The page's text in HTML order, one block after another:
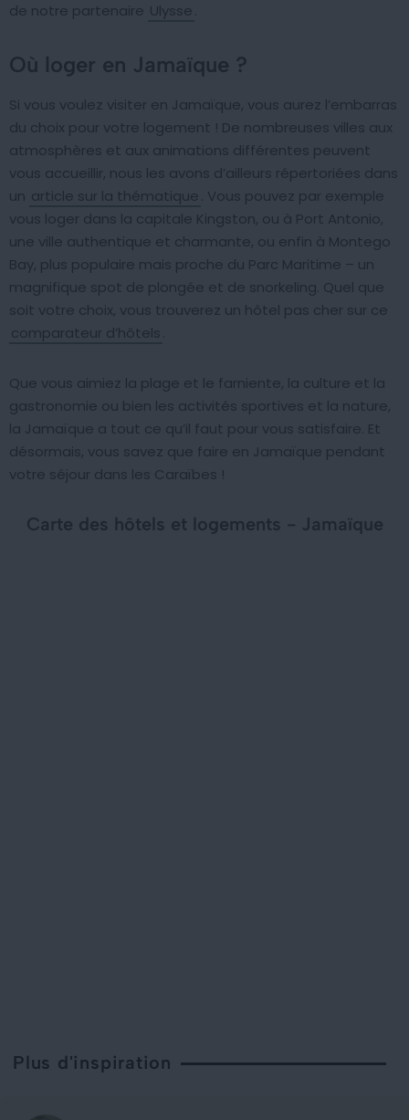
de notre partenaire Ulysse
Où loger en Jamaïque ?
Si vous voulez visiter en Jamaïque, vous aurez l’embarras
du choix pour votre logement ! De nombreuses villes aux
atmosphères et aux animations différentes peuvent
vous accueillir, nous les avons d’ailleurs répertoriées dans
un article sur la thématique . Vous pouvez par exemple
vous loger dans la capitale Kingston, ou à Port Antonio,
une ville authentique et charmante, ou enfin à Montego
Bay, plus populaire mais proche du Parc Maritime – un
magnifique spot de plongée et de snorkeling. Quel que
soit votre choix, vous trouverez un hôtel pas cher sur ce
comparateur d’hôtels
Que vous aimiez la plage et le farniente, la culture et la
gastronomie ou bien les activités sportives et la nature,
la Jamaïque a tout ce qu’il faut pour vous satisfaire. Et
désormais, vous savez que faire en Jamaïque pendant
votre séjour dans les Caraïbes !
Carte des hôtels et logements - Jamaïque
Plus d'inspiration